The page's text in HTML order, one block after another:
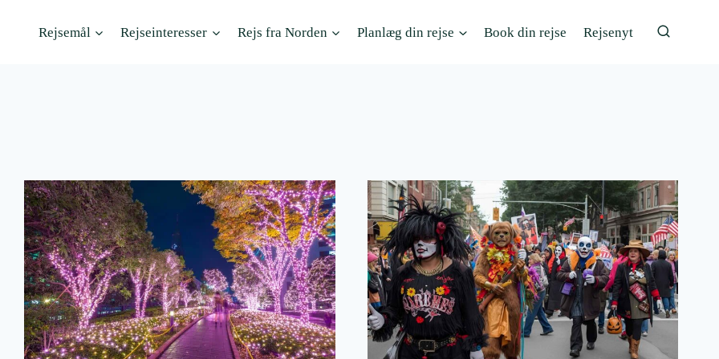
Rejsemål Rejseinteresser Rejs fra Norden Planlæg din rejse Book din rejse Rejsenyt